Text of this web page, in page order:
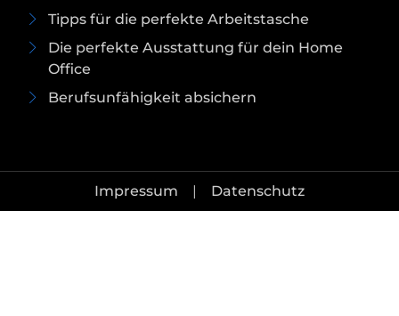
Tipps für die perfekte Arbeitstasche
Die perfekte Ausstattung für dein Home
Office
Berufsunfähigkeit absichern
Impressum | Datenschutz